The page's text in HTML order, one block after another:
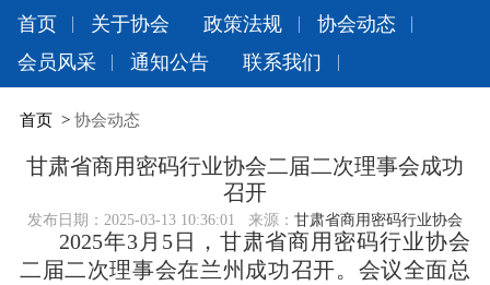
首页 关于协会 政策法规
协会动态
会员风采
通知公告 联系我们
首页> 协会动态
甘肃省商用密码行业协会二届二次理事会成功
召开
发布日期： 2025-03-13 10:36:01 来源： 甘肃省商用密码行业协会
2025年3月5日，甘肃省商用密码行业协会
二届二次理事会在兰州成功召开。会议全面总